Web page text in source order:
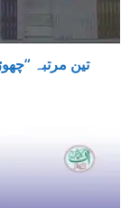
تین مرتبہ